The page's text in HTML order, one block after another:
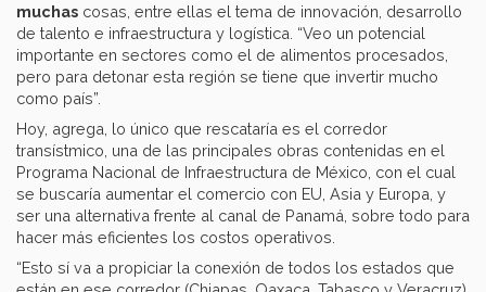
muchas cosas, entre ellas el tema de innovación, desarrollo
de talento e infraestructura y logística. “Veo un potencial
importante en sectores como el de alimentos procesados,
pero para detonar esta región se tiene que invertir mucho
como país”.
Hoy, agrega, lo único que rescataría es el corredor
transístmico, una de las principales obras contenidas en el
Programa Nacional de Infraestructura de México, con el cual
se buscaría aumentar el comercio con EU, Asia y Europa, y
ser una alternativa frente al canal de Panamá, sobre todo para
hacer más eficientes los costos operativos.
“Esto sí va a propiciar la conexión de todos los estados que